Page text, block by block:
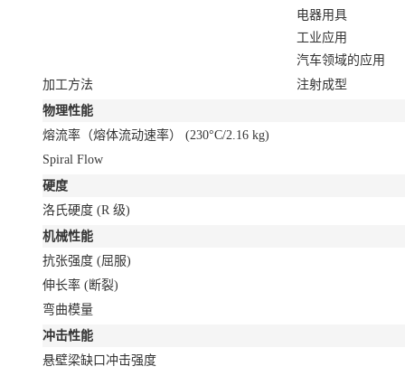
电器用具
工业应用
汽车领域的应用
加工方法
注射成型
物理性能
熔流率（熔体流动速率） (230°C/2.16 kg)
Spiral Flow
硬度
洛氏硬度 (R 级)
机械性能
抗张强度 (屈服)
伸长率 (断裂)
弯曲模量
冲击性能
悬壁梁缺口冲击强度